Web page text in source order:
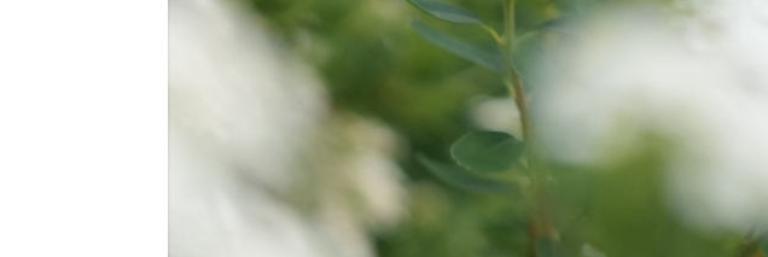
Office 365 Outlook Live